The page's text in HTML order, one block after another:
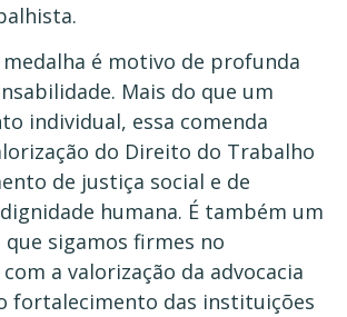
medalha é motivo de profunda
Mais do que um
individual, essa comenda
do Direito do Trabalho
de justiça social e de
humana. É também um
sigamos firmes no
a valorização da advocacia
fortalecimento das instituições